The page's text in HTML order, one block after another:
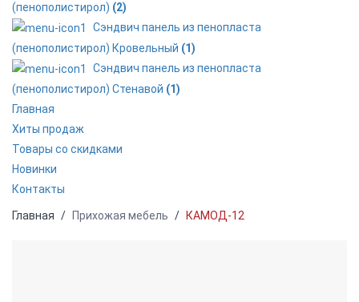
(пенополистирол) (2)
Сэндвич панель из пенопласта
(пенополистирол) Кровельный (1)
Сэндвич панель из пенопласта
(пенополистирол) Стенавой (1)
Главная
Хиты продаж
Товары со скидками
Новинки
Контакты
Главная Прихожая мебель КАМОД-12